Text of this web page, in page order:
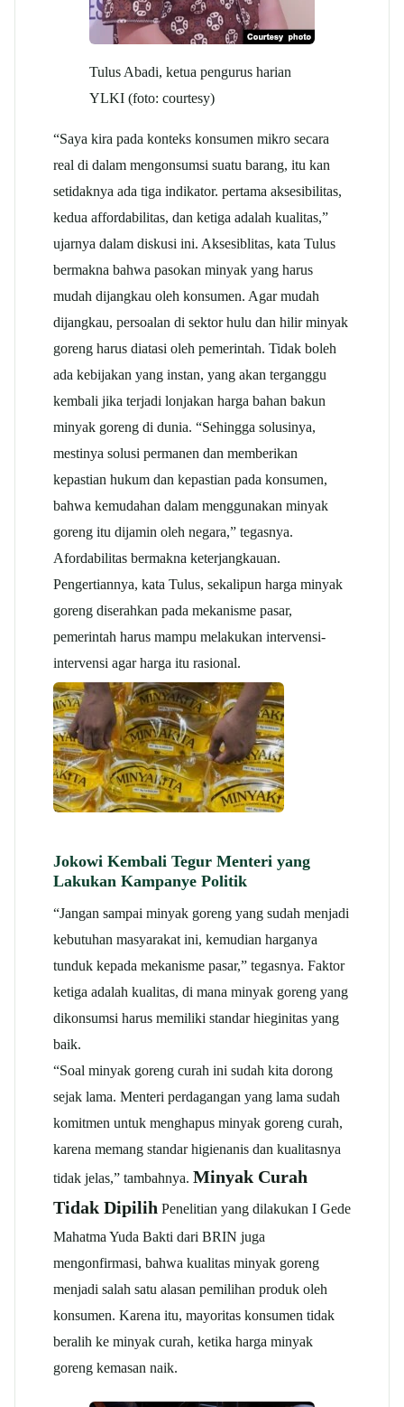
Tulus Abadi, ketua pengurus harian
YLKI (foto: courtesy)
“Saya kira pada konteks konsumen mikro secara
real di dalam mengonsumsi suatu barang, itu kan
setidaknya ada tiga indikator. pertama aksesibilitas,
kedua affordabilitas, dan ketiga adalah kualitas,”
ujarnya dalam diskusi ini. Aksesiblitas, kata Tulus
bermakna bahwa pasokan minyak yang harus
mudah dijangkau oleh konsumen. Agar mudah
dijangkau, persoalan di sektor hulu dan hilir minyak
goreng harus diatasi oleh pemerintah. Tidak boleh
ada kebijakan yang instan, yang akan terganggu
kembali jika terjadi lonjakan harga bahan bakun
minyak goreng di dunia. “Sehingga solusinya,
mestinya solusi permanen dan memberikan
kepastian hukum dan kepastian pada konsumen,
bahwa kemudahan dalam menggunakan minyak
goreng itu dijamin oleh negara,” tegasnya.
Afordabilitas bermakna keterjangkauan.
Pengertiannya, kata Tulus, sekalipun harga minyak
goreng diserahkan pada mekanisme pasar,
pemerintah harus mampu melakukan intervensi-
intervensi agar harga itu rasional.
Jokowi Kembali Tegur Menteri yang
Lakukan Kampanye Politik
“Jangan sampai minyak goreng yang sudah menjadi
kebutuhan masyarakat ini, kemudian harganya
tunduk kepada mekanisme pasar,” tegasnya. Faktor
ketiga adalah kualitas, di mana minyak goreng yang
dikonsumsi harus memiliki standar hieginitas yang
baik.
“Soal minyak goreng curah ini sudah kita dorong
sejak lama. Menteri perdagangan yang lama sudah
komitmen untuk menghapus minyak goreng curah,
karena memang standar higienanis dan kualitasnya
tidak jelas,” tambahnya. Minyak Curah
Tidak Dipilih Penelitian yang dilakukan I Gede
Mahatma Yuda Bakti dari BRIN juga
mengonfirmasi, bahwa kualitas minyak goreng
menjadi salah satu alasan pemilihan produk oleh
konsumen. Karena itu, mayoritas konsumen tidak
beralih ke minyak curah, ketika harga minyak
goreng kemasan naik.